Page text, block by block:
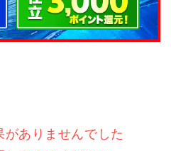
がありませんでした